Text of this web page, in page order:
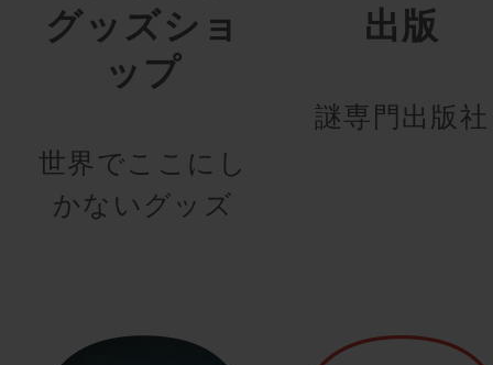
グッズショ
ップ
世界でここにし
かないグッズ
出版
謎専門出版社